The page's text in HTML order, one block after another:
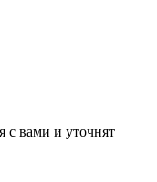
с вами и уточнят